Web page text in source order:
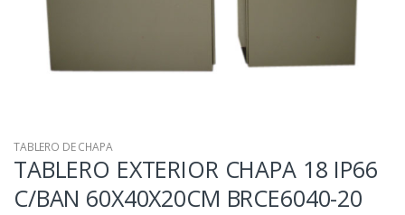
TABLERO DE CHAPA
TABLERO EXTERIOR CHAPA 18 IP66
C/BAN 60X40X20CM BRCE6040-20